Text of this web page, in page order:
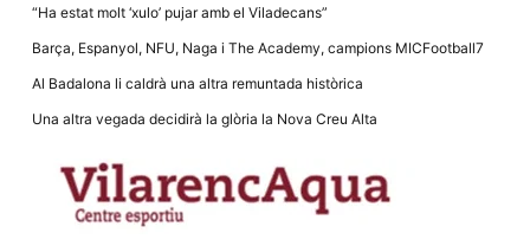
“Ha estat molt ‘xulo’ pujar amb el Viladecans”
Barça, Espanyol, NFU, Naga i The Academy, campions MICFootball7
Al Badalona li caldrà una altra remuntada històrica
Una altra vegada decidirà la glòria la Nova Creu Alta